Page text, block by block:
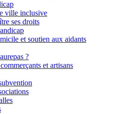
ville inclusive
ses droits
et soutien aux aidants
?
et artisans